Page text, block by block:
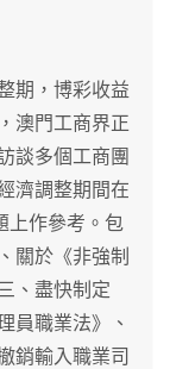
期，博彩收益
澳門工商界正
談多個工商團
濟調整期間在
上作參考。包
關於《非強制
、盡快制定
員職業法》、
銷輸入職業司